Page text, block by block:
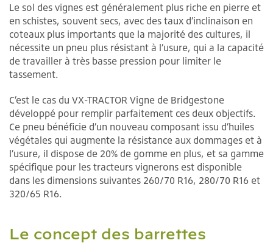
Le sol des vignes est généralement plus riche en pierre et
en schistes, souvent secs, avec des taux d’inclinaison en
coteaux plus importants que la majorité des cultures, il
nécessite un pneu plus résistant à l’usure, qui a la capacité
de travailler à très basse pression pour limiter le
tassement.
C’est le cas du VX-TRACTOR Vigne de Bridgestone
développé pour remplir parfaitement ces deux objectifs.
Ce pneu bénéficie d’un nouveau composant issu d’huiles
végétales qui augmente la résistance aux dommages et à
l’usure, il dispose de 20% de gomme en plus, et sa gamme
spécifique pour les tracteurs vignerons est disponible
dans les dimensions suivantes 260/70 R16, 280/70 R16 et
320/65 R16.
Le concept des barrettes